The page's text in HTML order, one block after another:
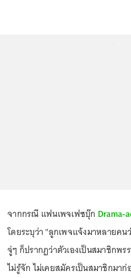
จากกรณี แฟนเพจเฟซบุ๊ก Drama-
โดยระบุว่า "ลูกเพจแจ้งมาหลายคน
จู่ๆ ก็ปรากฏว่าตัวเองเป็นสมาชิกพร
ไม่รู้จัก ไม่เคยสมัครเป็นสมาชิกมาก่